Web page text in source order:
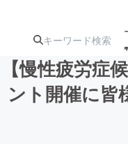
注目
【慢性疲労症
ント開催に皆